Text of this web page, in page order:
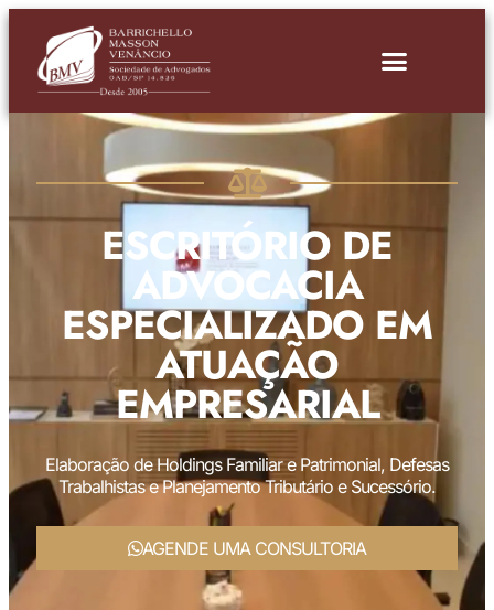
ESCRITÓRIO DE
ADVOCACIA
ESPECIALIZADO EM
ATUAÇÃO
EMPRESARIAL
Elaboração de Holdings Familiar e Patrimonial, Defesas
Trabalhistas e Planejamento Tributário e Sucessório.
AGENDE UMA CONSULTORIA